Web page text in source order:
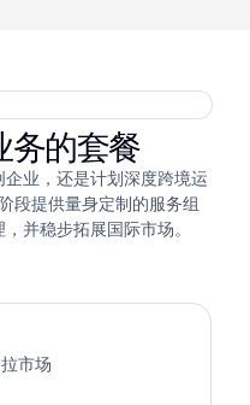
务的套餐
业，还是计划深度跨境运
段提供量身定制的服务组
并稳步拓展国际市场。
市场